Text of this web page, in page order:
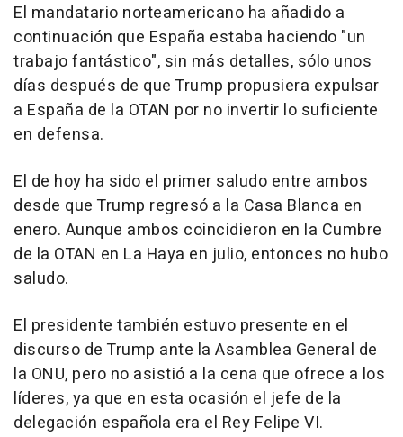
El mandatario norteamericano ha añadido a
continuación que España estaba haciendo "un
trabajo fantástico", sin más detalles, sólo unos
días después de que Trump propusiera expulsar
a España de la OTAN por no invertir lo suficiente
en defensa.
El de hoy ha sido el primer saludo entre ambos
desde que Trump regresó a la Casa Blanca en
enero. Aunque ambos coincidieron en la Cumbre
de la OTAN en La Haya en julio, entonces no hubo
saludo.
El presidente también estuvo presente en el
discurso de Trump ante la Asamblea General de
la ONU, pero no asistió a la cena que ofrece a los
líderes, ya que en esta ocasión el jefe de la
delegación española era el Rey Felipe VI.